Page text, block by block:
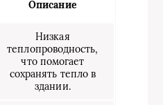
Описание
Низкая
теплопроводность,
что помогает
сохранять тепло в
здании.